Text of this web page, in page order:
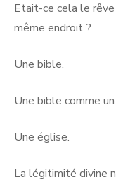
Etait-ce cela le
même endroit ?
Une bible.
Une bible comme
Une église.
La légitimité divine